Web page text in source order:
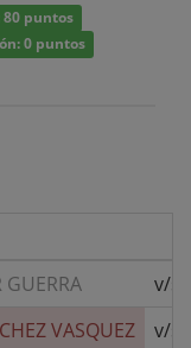
80 puntos
0 puntos
GUERRA
v/s
VASQUEZ v/s